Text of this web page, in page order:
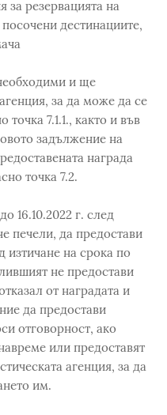
за резервацията на
дестинациите,
и ще
за да може да се
точка 7.1.1., както и във
задължение на
награда
точка 7.2.
16.10.2022 г. след
печели, да предостави
изтичане на срока по
не предостави
от наградата и
да предостави
отговорност, ако
или предоставят
агенция, за да
им.